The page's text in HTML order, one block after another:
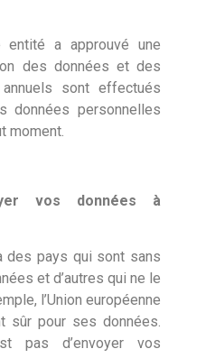
entité a approuvé une
des données et des
sont effectués
données personnelles
moment.
vos données à
des pays qui sont sans
et d’autres qui ne le
l’Union européenne
sûr pour ses données.
pas d’envoyer vos